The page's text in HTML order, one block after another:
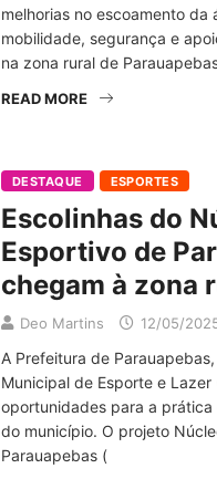
melhorias no escoamento da
mobilidade, segurança e
na zona rural de
READ MORE
DESTAQUE ESPORTES
Escolinhas do
Esportivo de
chegam à zona
Deo Martins 12/05/
A Prefeitura de
Municipal de Esporte e
oportunidades para a
do município. O projeto
Parauapebas (